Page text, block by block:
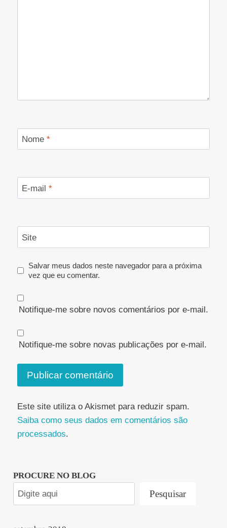
Nome *
E-mail *
Site
Salvar meus dados neste navegador para a próxima
vez que eu comentar.
Notifique-me sobre novos comentários por e-mail.
Notifique-me sobre novas publicações por e-mail.
Este site utiliza o Akismet para reduzir spam.
Saiba como seus dados em comentários são
processados.
PROCURE NO BLOG
Pesquisar